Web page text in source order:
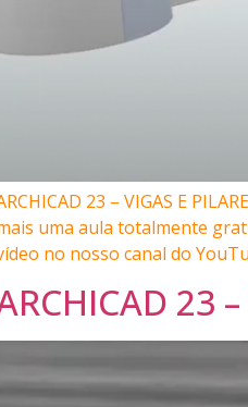
23 – VIGAS E
uma aula totalmente
no nosso canal do
23